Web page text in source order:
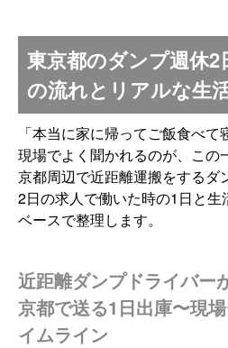
東京都のダンプ週休2
の流れとリアルな生
「本当に家に帰ってご飯食べて
現場でよく聞かれるのが、この
京都周辺で近距離運搬をするダ
2日の求人で働いた時の1日と
ベースで整理します。
近距離ダンプドライバー
京都で送る1日出庫〜現
イムライン